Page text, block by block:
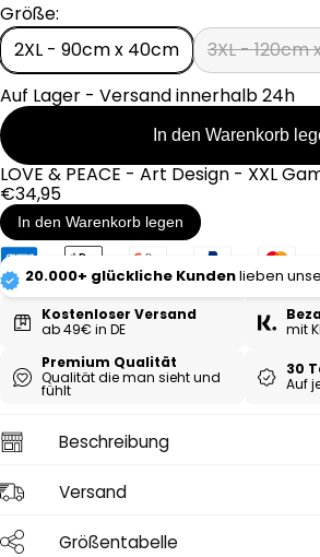
r
e
i
s
Größe:
2XL - 90cm x 40cm
3XL - 120cm
Auf Lager - Versand innerhalb 24h
In den Warenkorb
LOVE & PEACE - Art Design - XXL
Regulärer
Preis
€34,95
In den Warenkorb legen
20.000+ glückliche Kundenlieben
Kostenloser Versand
ab 49€ in DE
mit
Premium Qualität
Qualität die man sieht und
fühlt
30
Auf
Beschreibung
Versand
Größentabelle